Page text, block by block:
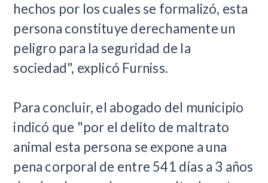
hechos por los cuales se formalizó, esta
persona constituye derechamente un
peligro para la seguridad de la
sociedad", explicó Furniss.
Para concluir, el abogado del municipio
indicó que "por el delito de maltrato
animal esta persona se expone a una
pena corporal de entre 541 días a 3 años